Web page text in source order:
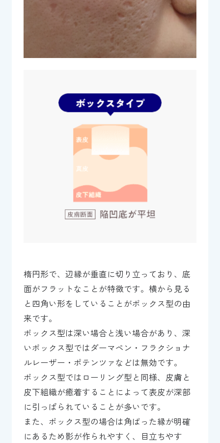
楕円形で、辺縁が垂直に切り立っており、底
面がフラットなことが特徴です。横から見る
と四角い形をしていることがボックス型の由
来です。
ボックス型は深い場合と浅い場合があり、深
いボックス型ではダーマペン・フラクショナ
ルレーザー・ポテンツァなどは無効です。
ボックス型ではローリング型と同様、皮膚と
皮下組織が癒着することによって表皮が深部
に引っぱられていることが多いです。
また、ボックス型の場合は角ばった縁が明確
にあるため影が作られやすく、目立ちやす